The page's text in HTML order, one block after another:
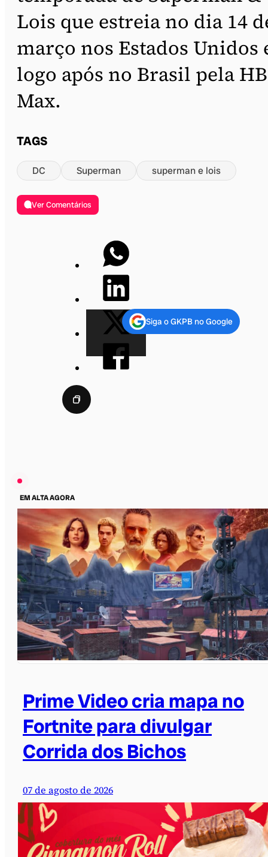
Lois que estreia no dia 14
março nos Estados Unidos
logo após no Brasil pela
Max.
TAGS
DC Superman superman e lois
Ver Comentários
Siga o GKPB no Google
EM ALTA AGORA
Prime Video cria mapa no
Fortnite para divulgar
Corrida dos Bichos
07 de agosto de 2026